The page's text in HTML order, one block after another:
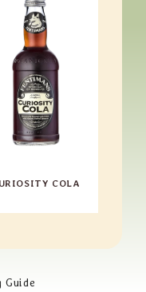
COLA
Guide